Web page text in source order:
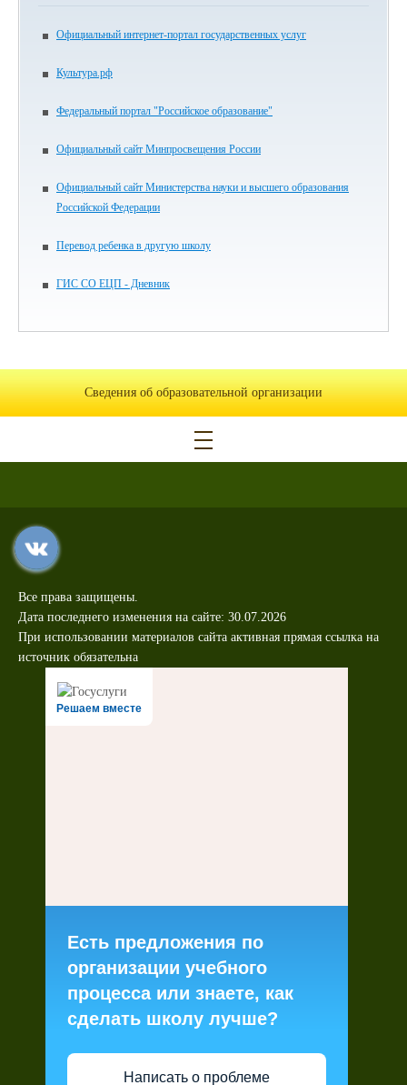
Официальный интернет-портал государственных услуг
Культура.рф
Федеральный портал "Российское образование"
Официальный сайт Минпросвещения России
Официальный сайт Министерства науки и высшего образования
Российской Федерации
Перевод ребенка в другую школу
ГИС СО ЕЦП - Дневник
Сведения об образовательной организации
Все права защищены.
Дата последнего изменения на сайте: 30.07.2026
При использовании материалов сайта активная прямая ссылка на
источник обязательна
Решаем вместе
Есть предложения по
организации учебного
процесса или знаете, как
сделать школу лучше?
Написать о проблеме